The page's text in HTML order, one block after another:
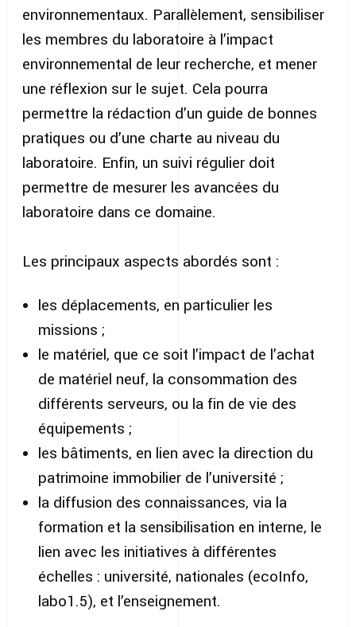
environnementaux. Parallèlement, sensibiliser
les membres du laboratoire à l’impact
environnemental de leur recherche, et mener
une réflexion sur le sujet. Cela pourra
permettre la rédaction d’un guide de bonnes
pratiques ou d’une charte au niveau du
laboratoire. Enfin, un suivi régulier doit
permettre de mesurer les avancées du
laboratoire dans ce domaine.
Les principaux aspects abordés sont :
les déplacements, en particulier les
missions ;
le matériel, que ce soit l’impact de l’achat
de matériel neuf, la consommation des
différents serveurs, ou la fin de vie des
équipements ;
les bâtiments, en lien avec la direction du
patrimoine immobilier de l’université ;
la diffusion des connaissances, via la
formation et la sensibilisation en interne, le
lien avec les initiatives à différentes
échelles : université, nationales (ecoInfo,
labo1.5), et l’enseignement.